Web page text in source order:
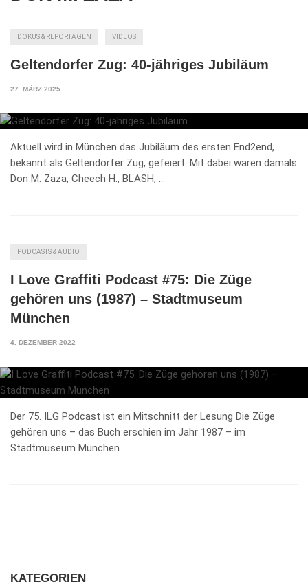
DOKUS & REPORTAGEN VIDEOS
Geltendorfer Zug: 40-jähriges Jubiläum
27. MÄRZ 2025
Aktuell wird in München das Jubiläum des ersten End2end,
bekannt als Geltendorfer Zug, gefeiert. Mit dabei waren damals
Don M. Zaza, Cheech H., BLASH, …
PODCASTS & AUDIO
I Love Graffiti Podcast #75: Die Züge
gehören uns (1987) – Stadtmuseum
München
4. DEZEMBER 2022
Der 75. ILG Podcast ist ein Mitschnitt der Lesung Die Züge
gehören uns – das Buch erschien im Jahr 1987 – im
Stadtmuseum München.
KATEGORIEN